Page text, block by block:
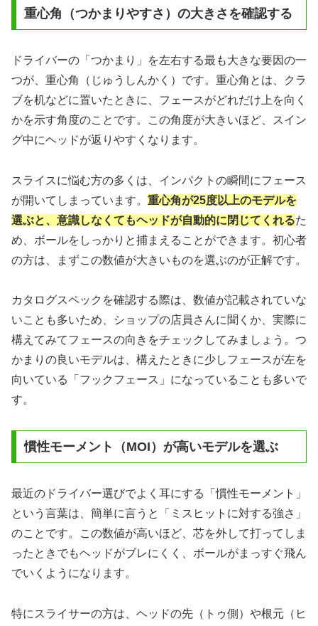
重心角（つかまりやすさ）の大きさを確認する
ドライバーの「つかまり」を左右する最も大きな要因の一
つが、重心角（じゅうしんかく）です。重心角とは、クラ
ブを机などに置いたときに、フェースがどれだけ上を向く
かを示す角度のことです。この角度が大きいほど、スイン
グ中にヘッドが返りやすくなります。
スライスに悩む方の多くは、インパクトの瞬間にフェース
が開いてしまっています。 重心角が25度以上のモデルを
選ぶと、意識しなくてもヘッドが自動的に閉じてくれるた
め、ボールをしっかりと捕まえることができます。初心者
の方は、まずこの数値が大きいものを選ぶのが正解です。
カタログスペックを確認する際は、数値が記載されていな
いことも多いため、ショップの店員さんに聞くか、実際に
構えてみてフェースの向きをチェックしてみましょう。つ
かまりの良いモデルは、構えたときに少しフェースが左を
向いている「フックフェース」になっていることも多いで
す。
慣性モーメント（MOI）が高いモデルを選ぶ
最近のドライバー選びでよく耳にする「慣性モーメント」
という言葉は、簡単に言うと「ミスヒットに対する強さ」
のことです。この数値が高いほど、芯を外して打ってしま
ったときでもヘッドがブレにくく、ボールがまっすぐ飛ん
でいくようになります。
特にスライサーの方は、ヘッドの先（トゥ側）や根元（ヒ